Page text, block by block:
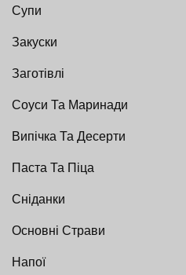
Супи
Закуски
Заготівлі
Соуси Та Маринади
Випічка Та Десерти
Паста Та Піца
Сніданки
Основні Страви
Напої